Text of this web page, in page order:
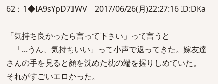
62：1◆IA9sYpD7IlWV：2017/06/26(月)22:27:16 ID:DKa
「気持ち良かったら言って下さい」って言うと
「...うん、気持ちいい」って小声で返ってきた。嫁友達
さんの手を見ると顔を沈めた枕の端を握りしめていた。
それがすごいエロかった。